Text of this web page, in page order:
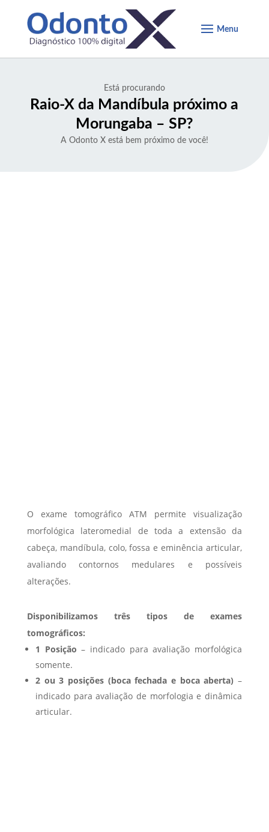
Está procurando
Raio-X da Mandíbula próximo a
Morungaba – SP?
A Odonto X está bem próximo de você!
O exame tomográfico ATM permite visualização
morfológica lateromedial de toda a extensão da
cabeça, mandíbula, colo, fossa e eminência articular,
avaliando contornos medulares e possíveis
alterações.
Disponibilizamos três tipos de exames
tomográficos:
1 Posição – indicado para avaliação morfológica
somente.
2 ou 3 posições (boca fechada e boca aberta) –
indicado para avaliação de morfologia e dinâmica
articular.